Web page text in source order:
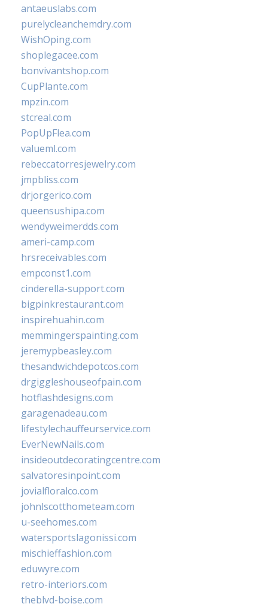
antaeuslabs.com
purelycleanchemdry.com
WishOping.com
shoplegacee.com
bonvivantshop.com
CupPlante.com
mpzin.com
stcreal.com
PopUpFlea.com
valueml.com
rebeccatorresjewelry.com
jmpbliss.com
drjorgerico.com
queensushipa.com
wendyweimerdds.com
ameri-camp.com
hrsreceivables.com
empconst1.com
cinderella-support.com
bigpinkrestaurant.com
inspirehuahin.com
memmingerspainting.com
jeremypbeasley.com
thesandwichdepotcos.com
drgiggleshouseofpain.com
hotflashdesigns.com
garagenadeau.com
lifestylechauffeurservice.com
EverNewNails.com
insideoutdecoratingcentre.com
salvatoresinpoint.com
jovialfloralco.com
johnlscotthometeam.com
u-seehomes.com
watersportslagonissi.com
mischieffashion.com
eduwyre.com
retro-interiors.com
theblvd-boise.com